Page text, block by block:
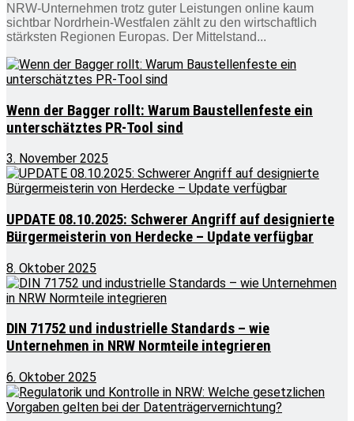
NRW-Unternehmen trotz guter Leistungen online kaum
sichtbar Nordrhein-Westfalen zählt zu den wirtschaftlich
stärksten Regionen Europas. Der Mittelstand...
Wenn der Bagger rollt: Warum Baustellenfeste ein
unterschätztes PR-Tool sind
3. November 2025
UPDATE 08.10.2025: Schwerer Angriff auf designierte
Bürgermeisterin von Herdecke – Update verfügbar
8. Oktober 2025
DIN 71752 und industrielle Standards – wie
Unternehmen in NRW Normteile integrieren
6. Oktober 2025